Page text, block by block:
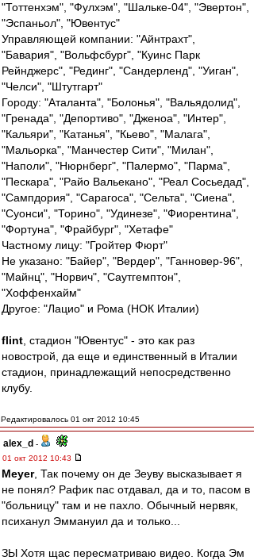
"Тоттенхэм", "Фулхэм", "Шальке-04", "Эвертон",
"Эспаньол", "Ювентус"
Управляющей компании: "Айнтрахт",
"Бавария", "Вольфсбург", "Куинс Парк
Рейнджерс", "Рединг", "Сандерленд", "Уиган",
"Челси", "Штутгарт"
Городу: "Аталанта", "Болонья", "Вальядолид",
"Гренада", "Депортиво", "Дженоа", "Интер",
"Кальяри", "Катанья", "Кьево", "Малага",
"Мальорка", "Манчестер Сити", "Милан",
"Наполи", "Нюрнберг", "Палермо", "Парма",
"Пескара", "Райо Вальекано", "Реал Сосьедад",
"Сампдория", "Сарагоса", "Сельта", "Сиена",
"Суонси", "Торино", "Удинезе", "Фиорентина",
"Фортуна", "Фрайбург", "Хетафе"
Частному лицу: "Гройтер Фюрт"
Не указано: "Байер", "Вердер", "Ганновер-96",
"Майнц", "Норвич", "Саутгемптон",
"Хоффенхайм"
Другое: "Лацио" и Рома (НОК Италии)
flint , стадион "Ювентус" - это как раз
новострой, да еще и единственный в Италии
стадион, принадлежащий непосредственно
клубу.
Редактировалось 01 окт 2012 10:45
alex_d -
01 окт 2012 10:43
Meyer, Так почему он де Зеуву высказывает я
не понял? Рафик пас отдавал, да и то, пасом в
"больницу" там и не пахло. Обычный нервяк,
психанул Эммануил да и только...
ЗЫ Хотя щас пересматриваю видео. Когда Эм